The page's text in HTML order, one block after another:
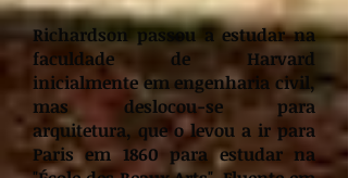
Richardson passou a estudar na
faculdade de Harvard
inicialmente em engenharia civil,
mas deslocou-se para
arquitetura, que o levou a ir para
Paris em 1860 para estudar na